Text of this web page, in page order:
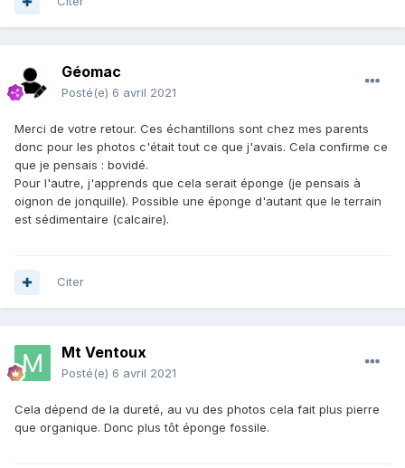
Géomac
Posté(e) 6 avril 2021
Merci de votre retour. Ces échantillons sont chez mes parents
donc pour les photos c'était tout ce que j'avais. Cela confirme ce
que je pensais : bovidé.
Pour l'autre, j'apprends que cela serait éponge (je pensais à
oignon de jonquille). Possible une éponge d'autant que le terrain
est sédimentaire (calcaire).
Citer
Mt Ventoux
Posté(e) 6 avril 2021
Cela dépend de la dureté, au vu des photos cela fait plus pierre
que organique. Donc plus tôt éponge fossile.